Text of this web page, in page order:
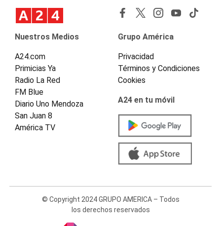
Nuestros Medios
A24.com
Primicias Ya
Radio La Red
FM Blue
Diario Uno Mendoza
San Juan 8
América TV
Grupo América
Privacidad
Términos y Condiciones
Cookies
A24 en tu móvil
© Copyright 2024 GRUPO AMERICA – Todos
los derechos reservados